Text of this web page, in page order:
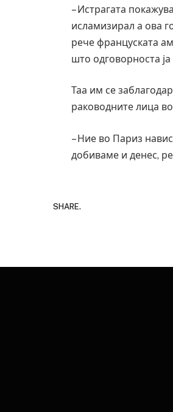
– Истрагата
исламизирал а ова
рече француската
што одговорноста
Таа им се
раководните лица во
– Ние во Париз
добиваме и денес,
SHARE.